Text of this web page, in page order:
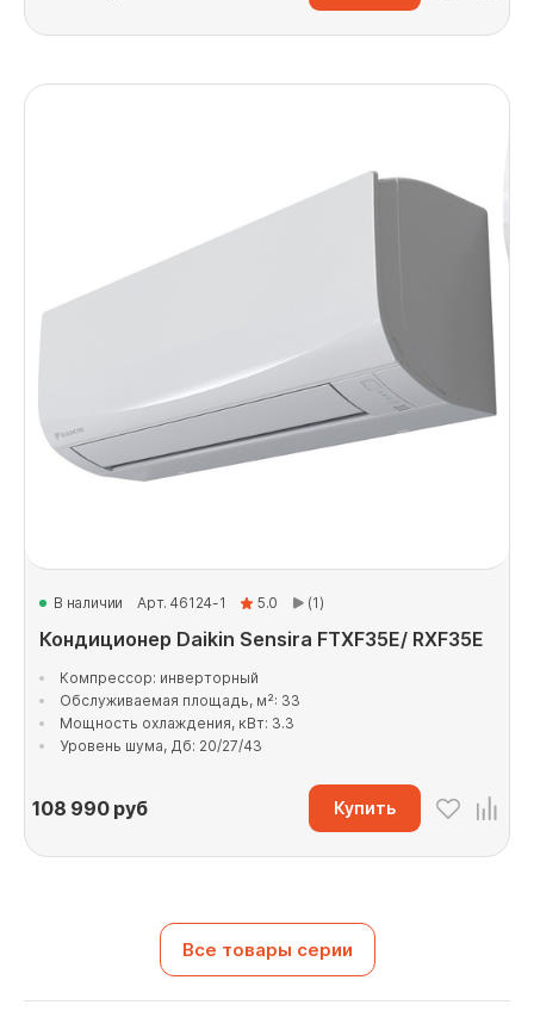
В наличии Арт. 46124-1 5.0 (1)
Кондиционер Daikin Sensira FTXF35E/ RXF35E
Компрессор: инверторный
Обслуживаемая площадь, м²: 33
Мощность охлаждения, кВт: 3.3
Уровень шума, Дб: 20/27/43
108 990руб Купить
Все товары серии